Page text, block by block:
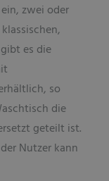
zwei oder
es die
so
die
geteilt ist.
Nutzer kann